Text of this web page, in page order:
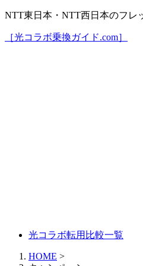
NTT東日本・NTT西日本のフレ
［光コラボ乗換ガイド.com］
光コラボ転用比較一覧
HOME >